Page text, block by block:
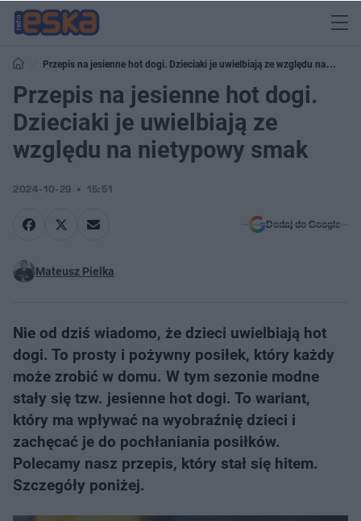
Przepis na jesienne hot dogi. Dzieciaki je uwielbiają ze względu na
nietypowy smak
Przepis na jesienne hot dogi.
Dzieciaki je uwielbiają ze
względu na nietypowy smak
2024-10-29 15:51
Dodaj do Google
Mateusz Pielka
Nie od dziś wiadomo, że dzieci uwielbiają hot
dogi. To prosty i pożywny posiłek, który każdy
może zrobić w domu. W tym sezonie modne
stały się tzw. jesienne hot dogi. To wariant,
który ma wpływać na wyobraźnię dzieci i
zachęcać je do pochłaniania posiłków.
Polecamy nasz przepis, który stał się hitem.
Szczegóły poniżej.